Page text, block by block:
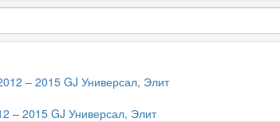
– 2015 GJ Универсал, Элит